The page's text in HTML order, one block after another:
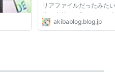
リアファイルだったみた
終了直前には集まってた
り10度近く寒い中、集ま
akibablog.blog.jp